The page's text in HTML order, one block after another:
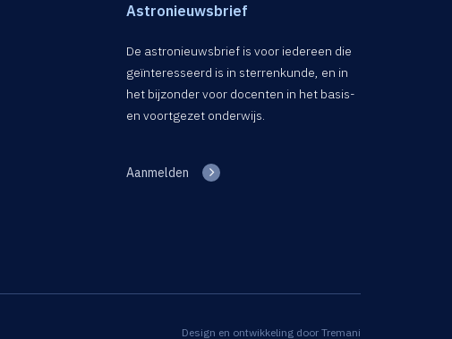
Astronieuwsbrief
De astronieuwsbrief is voor iedereen die
geïnteresseerd is in sterrenkunde, en in
het bijzonder voor docenten in het basis-
en voortgezet onderwijs.
Aanmelden
Design en ontwikkeling door Tremani